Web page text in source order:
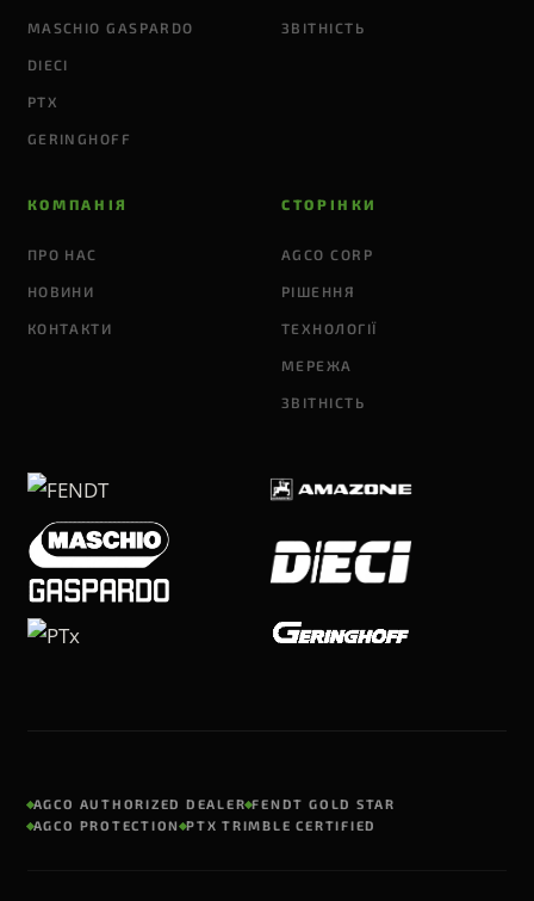
MASCHIO GASPARDO
DIECI
PTX
GERINGHOFF
ЗВІТНІСТЬ
КОМПАНІЯ
ПРО НАС
НОВИНИ
КОНТАКТИ
СТОРІНКИ
AGCO CORP
РІШЕННЯ
ТЕХНОЛОГІЇ
МЕРЕЖА
ЗВІТНІСТЬ
AGCO AUTHORIZED DEALER FENDT GOLD STAR
AGCO PROTECTION PTX TRIMBLE CERTIFIED